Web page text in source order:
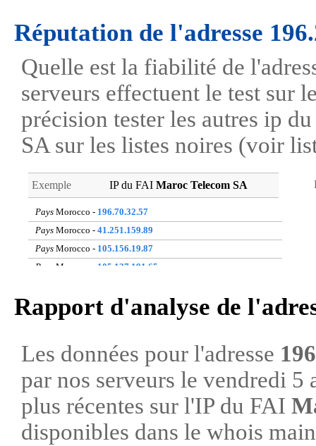
Réputation de l'adresse
Quelle est la fiabilité de
serveurs effectuent le test sur
précision tester les autres ip
SA sur les listes noires (voir
Exemple IP du FAI Maroc Telecom SA
Pays Morocco - 196.70.32.57
Pays Morocco - 41.251.159.89
Pays Morocco - 105.156.19.87
Pays Morocco - 105.137.191.65
PaysMorocco -196.206.160.228
Pays
Morocco -
Pays
Morocco -41.249.194.250
Pays Morocco -105.157.87.158
Rapport d'analyse de
Les données pour l'adresse
par nos serveurs le vendredi
plus récentes sur l'IP du FAI
disponibles dans le whois